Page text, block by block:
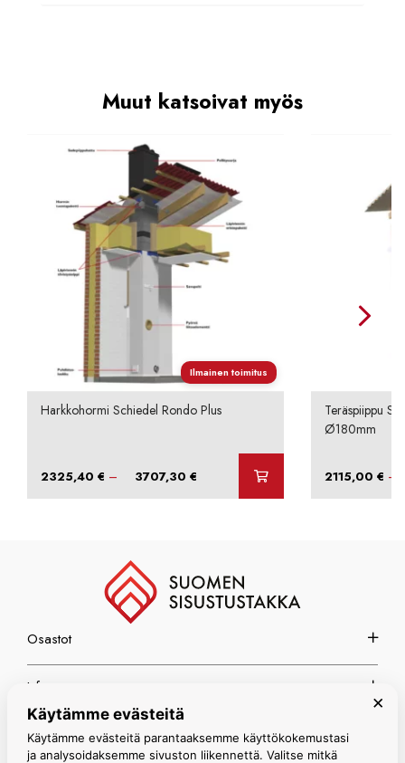
Muut katsoivat myös
Ilmainen toimitus
Harkkohormi Schiedel Rondo Plus
2325,40€ – 3707,30€ Hintaluokka:
Teräspiippu
Ø180mm
2115,00 € –
Osastot
Info
Espoon myymälä
×
Käytämme evästeitä
Käytämme evästeitä parantaaksemme käyttökokemustasi
ja analysoidaksemme sivuston liikennettä. Valitse mitkä